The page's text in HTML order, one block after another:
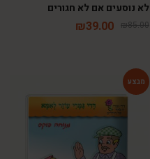
לא נוסעים אם לא חגורים
₪85.00
₪39.00